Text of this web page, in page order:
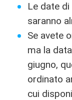
Le date
saranno
Se avete
ma la
giugno,
ordinato
cui